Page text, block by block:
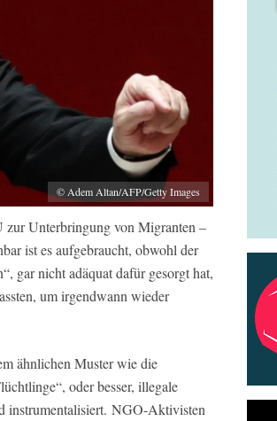
© Adem Altan/AFP/Getty Images
zur Unterbringung von Migranten –
ist es aufgebraucht, obwohl der
gar nicht adäquat dafür gesorgt hat,
um irgendwann wieder
ähnlichen Muster wie die
oder besser, illegale
instrumentalisiert. NGO-Aktivisten